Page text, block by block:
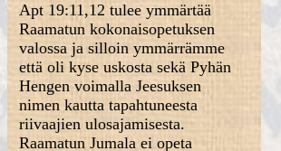
Apt 19:11,12 tulee ymmärtää
Raamatun kokonaisopetuksen
valossa ja silloin ymmärrämme
että oli kyse uskosta sekä Pyhän
Hengen voimalla Jeesuksen
nimen kautta tapahtuneesta
riivaajien ulosajamisesta.
Raamatun Jumala ei opeta